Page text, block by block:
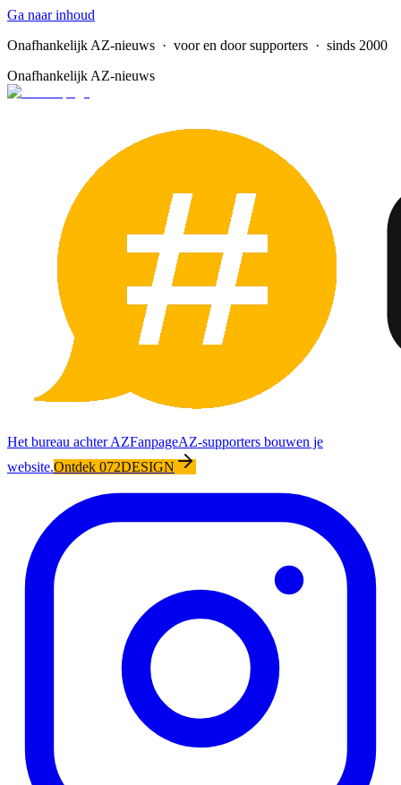
Ga naar inhoud
Onafhankelijk AZ-nieuws · voor en door supporters · sinds 2000
Onafhankelijk AZ-nieuws
Het bureau achter AZFanpageAZ-supporters bouwen je
website.Ontdek 072DESIGN